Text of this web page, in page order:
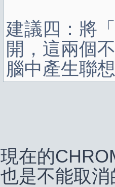
建議四：將
開，這兩個
腦中產生聯
現在的
也是不能取消